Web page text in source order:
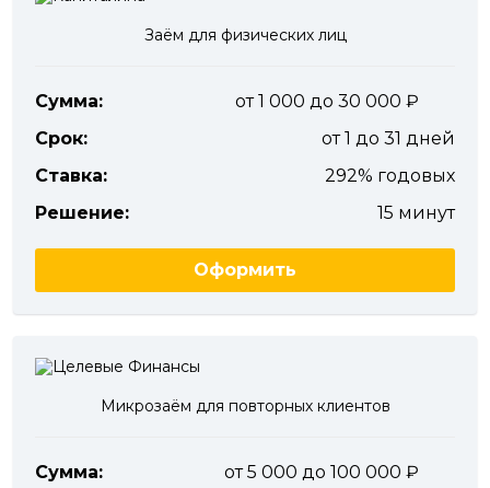
Заём для физических лиц
Сумма:
от 1 000 до 30 000
Срок:
от 1 до 31 дней
Ставка:
292% годовых
Решение:
15 минут
Оформить
Микрозаём для повторных клиентов
Сумма:
от 5 000 до 100 000